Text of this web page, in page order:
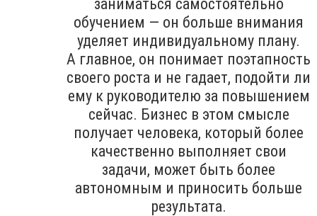
заниматься самостоятельно
обучением — он больше внимания
уделяет индивидуальному плану.
А главное, он понимает поэтапность
своего роста и не гадает, подойти ли
ему к руководителю за повышением
сейчас. Бизнес в этом смысле
получает человека, который более
качественно выполняет свои
задачи, может быть более
автономным и приносить больше
результата.